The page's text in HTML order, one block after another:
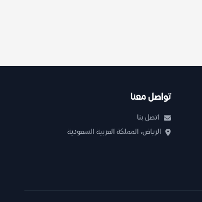
تواصل معنا
اتصل بنا
الرياض، المملكة العربية السعودية